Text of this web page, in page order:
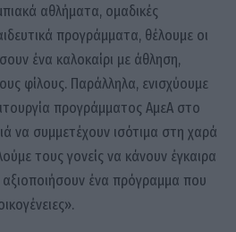
αθλήματα, ομαδικές
προγράμματα, θέλουμε οι
ένα καλοκαίρι με άθληση,
φίλους. Παράλληλα, ενισχύουμε
προγράμματος ΑμεΑ στο
να συμμετέχουν ισότιμα στη χαρά
τους γονείς να κάνουν έγκαιρα
ένα πρόγραμμα που